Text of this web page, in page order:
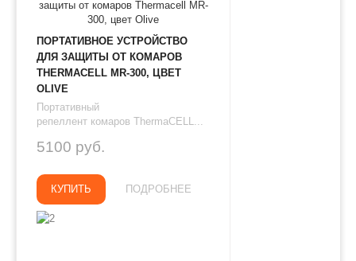
ПОРТАТИВНОЕ УСТРОЙСТВО
ДЛЯ ЗАЩИТЫ ОТ КОМАРОВ
THERMAСЕLL MR-300, ЦВЕТ
OLIVE
Портативный
репеллент комаров ThermaCELL...
5100 руб.
КУПИТЬ ПОДРОБНЕЕ